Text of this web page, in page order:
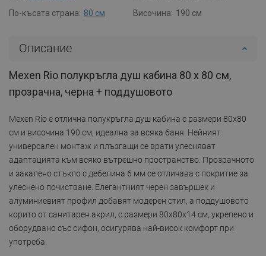
По-късата страна: 80 см Височина: 190 см
Описание
Mexen Rio полукръгла душ кабина 80 x 80 см,
прозрачна, черна + поддушовото
Mexen Rio е отлична полукръгла душ кабина с размери 80x80
см и височина 190 см, идеална за всяка баня. Нейният
универсален монтаж и плъзгащи се врати улесняват
адаптацията към всяко вътрешно пространство. Прозрачното
и закалено стъкло с дебелина 6 мм се отличава с покритие за
улеснено почистване. Елегантният черен завършек и
алуминиевият профил добавят модерен стил, а поддушовото
корито от санитарен акрил, с размери 80x80x14 см, укрепено и
оборудвано със сифон, осигурява най-висок комфорт при
употреба.